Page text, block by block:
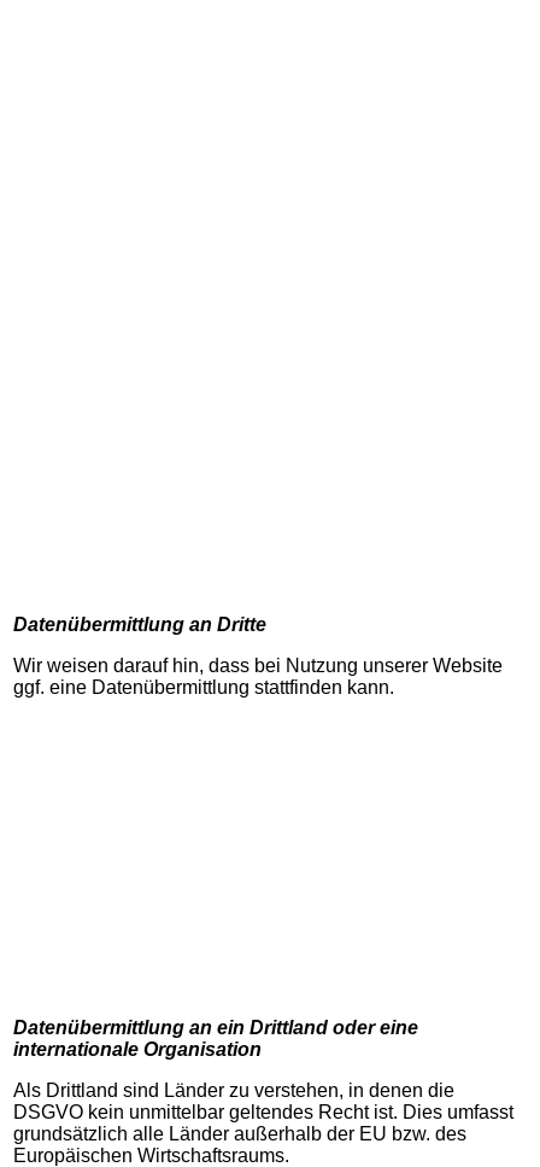
Datenübermittlung an Dritte
Wir weisen darauf hin, dass bei Nutzung unserer Website
ggf. eine Datenübermittlung stattfinden kann.
Datenübermittlung an ein Drittland oder eine
internationale Organisation
Als Drittland sind Länder zu verstehen, in denen die
DSGVO kein unmittelbar geltendes Recht ist. Dies umfasst
grundsätzlich alle Länder außerhalb der EU bzw. des
Europäischen Wirtschaftsraums.